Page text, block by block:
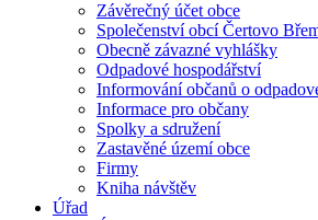
Závěrečný účet obce
Společenství obcí Čertovo
Obecně závazné vyhlášky
Odpadové hospodářství
Informování občanů o
Informace pro občany
Spolky a sdružení
Zastavěné území obce
Firmy
Kniha návštěv
Úřad